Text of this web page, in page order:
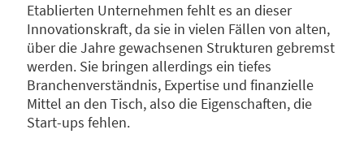
Etablierten Unternehmen fehlt es an dieser
Innovationskraft, da sie in vielen Fällen von alten,
über die Jahre gewachsenen Strukturen gebremst
werden. Sie bringen allerdings ein tiefes
Branchenverständnis, Expertise und finanzielle
Mittel an den Tisch, also die Eigenschaften, die
Start-ups fehlen.